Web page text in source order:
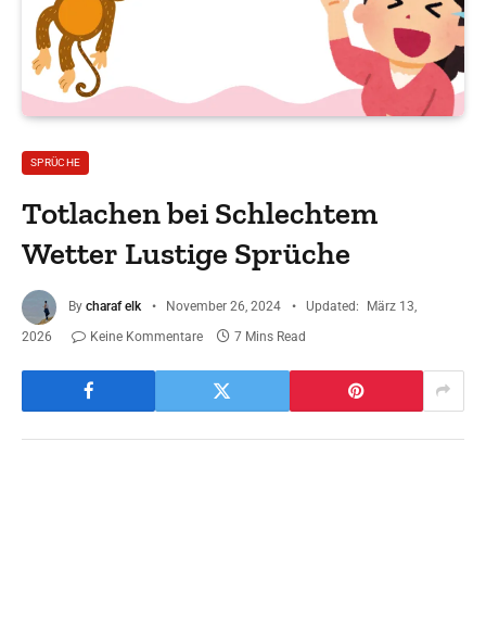
SPRÜCHE
Totlachen bei Schlechtem
Wetter Lustige Sprüche
By charaf elk November 26, 2024 Updated:
März 13,
2026
Keine Kommentare 7 Mins Read